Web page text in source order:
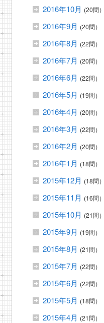
2016年10月 (20問）
2016年9月 (20問）
2016年8月 (22問）
2016年7月 (20問）
2016年6月 (22問）
2016年5月 (19問）
2016年4月 (20問）
2016年3月 (22問）
2016年2月 (20問）
2016年1月 (18問）
2015年12月 (18問）
2015年11月 (16問）
2015年10月 (21問）
2015年9月 (19問）
2015年8月 (21問）
2015年7月 (22問）
2015年6月 (22問）
2015年5月 (18問）
2015年4月 (21問）